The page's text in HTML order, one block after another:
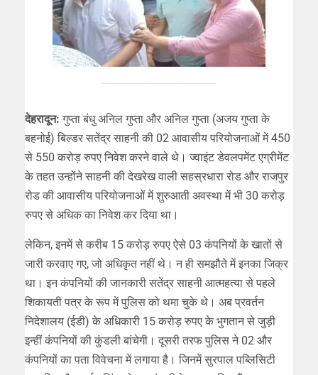
देहरादून: गुप्ता बंधु अनिल गुप्ता और अनिल गुप्ता (अजय गुप्ता के
बहनोई) बिल्डर सतेंद्र साहनी की 02 आवासीय परियोजनाओं में 450
से 550 करोड़ रुपए निवेश करने वाले थे। ज्वाइंट डेवलपमेंट एग्रीमेंट
के तहत उन्होंने साहनी की देखरेख वाली सहस्रधारा रोड और राजपुर
रोड की आवासीय परियोजनाओं में शुरुआती अवस्था में भी 30 करोड़
रुपए से अधिक का निवेश कर दिया था।
लेकिन, इनमें से करीब 15 करोड़ रुपए ऐसे 03 कंपनियों के खातों से
जारी करवाए गए, जो अधिकृत नहीं थे। न ही समझौते में इनका जिक्र
था। इन कंपनियों की जानकारी सतेंद्र साहनी आत्महत्या से पहले
शिकायती पत्र के रूप में पुलिस को थमा चुके थे। अब प्रवर्तन
निदेशालय (ईडी) के अधिकारी 15 करोड़ रुपए के भुगतान से जुड़ी
इन्हीं कंपनियों की कुंडली बांचेगी। दूसरी तरफ पुलिस ने 02 और
कंपनियों का पता विवेचना में लगाया है। जिनमें सुरपाल पब्लिसिटी